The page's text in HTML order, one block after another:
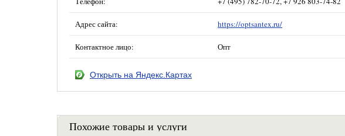
Адрес сайта: https://optsantex.ru/
Контактное лицо: Опт
Открыть на Яндекс.Картах
Похожие товары и услуги